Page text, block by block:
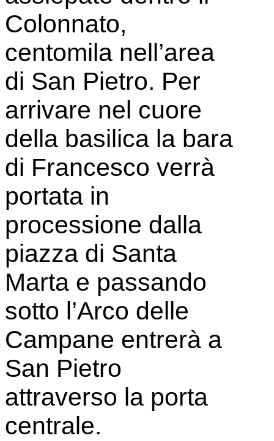
Colonnato,
centomila nell’area
di San Pietro. Per
arrivare nel cuore
della basilica la bara
di Francesco verrà
portata in
processione dalla
piazza di Santa
Marta e passando
sotto l’Arco delle
Campane entrerà a
San Pietro
attraverso la porta
centrale.